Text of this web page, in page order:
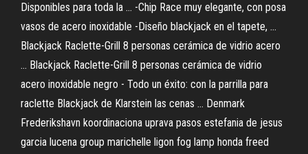
Disponibles para toda la ... -Chip Race muy elegante, con posa
vasos de acero inoxidable -Diseño blackjack en el tapete, ...
Blackjack Raclette-Grill 8 personas cerámica de vidrio acero
... Blackjack Raclette-Grill 8 personas cerámica de vidrio
acero inoxidable negro - Todo un éxito: con la parrilla para
raclette Blackjack de Klarstein las cenas ... Denmark
Frederikshavn koordinaciona uprava pasos estefania de jesus
garcia lucena group marichelle ligon fog lamp honda freed